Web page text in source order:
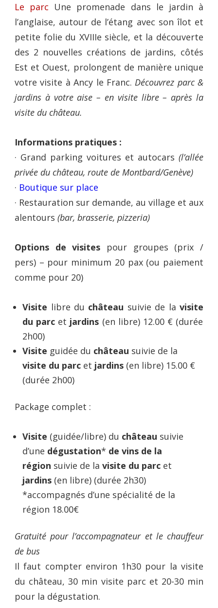
Le parc Une promenade dans le jardin à
l’anglaise, autour de l’étang avec son îlot et
petite folie du XVIIIe siècle, et la découverte
des 2 nouvelles créations de jardins, côtés
Est et Ouest, prolongent de manière unique
votre visite à Ancy le Franc.Découvrez parc &
jardins à votre aise – en visite libre – après la
visite du château.
Informations pratiques :
· Grand parking voitures et autocars (l’allée
privée du château, route de Montbard/Genève)
· Boutique sur place
· Restauration sur demande, au village et aux
alentours (bar, brasserie, pizzeria)
Options de visites pour groupes (prix /
pers) – pour minimum 20 pax (ou paiement
comme pour 20)
Visite libre du château suivie de la visite
du parc et jardins (en libre) 12.00 € (durée
2h00)
Visite guidée du château suivie de la
visite du parc et jardins (en libre) 15.00 €
(durée 2h00)
Package complet :
Visite (guidée/libre) du château suivie
d’une dégustation* de vins de la
région suivie de la visite du parc et
jardins (en libre) (durée 2h30)
*accompagnés d’une spécialité de la
région 18.00€
Gratuité pour l’accompagnateur et le chauffeur
de bus
Il faut compter environ 1h30 pour la visite
du château, 30 min visite parc et 20-30 min
pour la dégustation.